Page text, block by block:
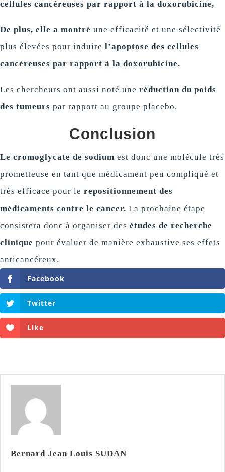
cellules cancéreuses par rapport à la doxorubicine,
De plus, elle a montré une efficacité et une sélectivité
plus élevées pour induire l’apoptose des cellules
cancéreuses par rapport à la doxorubicine.
Les chercheurs ont aussi noté une réduction du poids
des tumeurs par rapport au groupe placebo.
Conclusion
Le cromoglycate de sodium est donc une molécule très
prometteuse en tant que médicament peu compliqué et
très efficace pour le repositionnement des
médicaments contre le cancer. La prochaine étape
consistera donc à organiser des études de recherche
clinique pour évaluer de manière exhaustive ses effets
anticancéreux.
Facebook
Twitter
Like
Bernard Jean Louis SUDAN